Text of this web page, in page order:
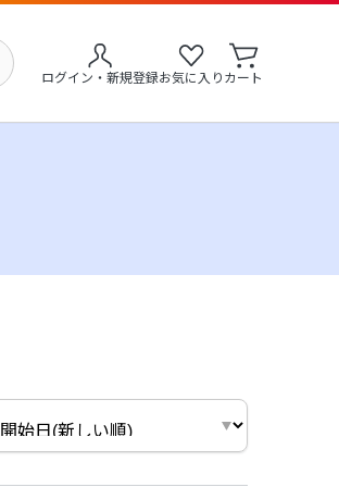
ログイン・新規登録お気に入り カート